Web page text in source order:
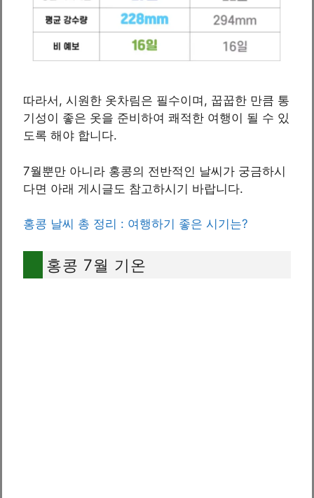
따라서, 시원한 옷차림은 필수이며, 꿉꿉한 만큼 통
기성이 좋은 옷을 준비하여 쾌적한 여행이 될 수 있
도록 해야 합니다.
7월뿐만 아니라 홍콩의 전반적인 날씨가 궁금하시
다면 아래 게시글도 참고하시기 바랍니다.
홍콩 날씨 총 정리 : 여행하기 좋은 시기는?
홍콩 7월 기온